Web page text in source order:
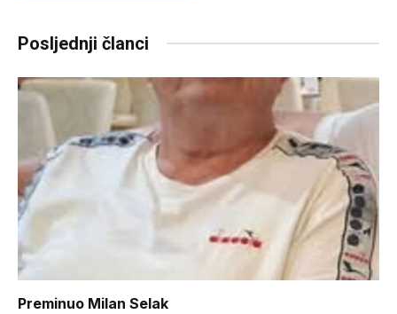
Posljednji članci
Preminuo Milan Selak